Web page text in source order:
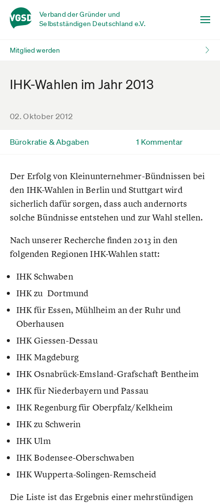
Verband der Gründer und
Selbstständigen Deutschland e.V.
Mitglied werden
IHK-Wahlen im Jahr 2013
02. Oktober 2012
Bürokratie & Abgaben 1 Kommentar
Der Erfolg von Kleinunternehmer-Bündnissen bei
den IHK-Wahlen in Berlin und Stuttgart wird
sicherlich dafür sorgen, dass auch andernorts
solche Bündnisse entstehen und zur Wahl stellen.
Nach unserer Recherche finden 2013 in den
folgenden Regionen IHK-Wahlen statt:
IHK Schwaben
IHK zu Dortmund
IHK für Essen, Mühlheim an der Ruhr und
Oberhausen
IHK Giessen-Dessau
IHK Magdeburg
IHK Osnabrück-Emsland-Grafschaft Bentheim
IHK für Niederbayern und Passau
IHK Regenburg für Oberpfalz/Kelkheim
IHK zu Schwerin
IHK Ulm
IHK Bodensee-Oberschwaben
IHK Wupperta-Solingen-Remscheid
Die Liste ist das Ergebnis einer mehrstündigen